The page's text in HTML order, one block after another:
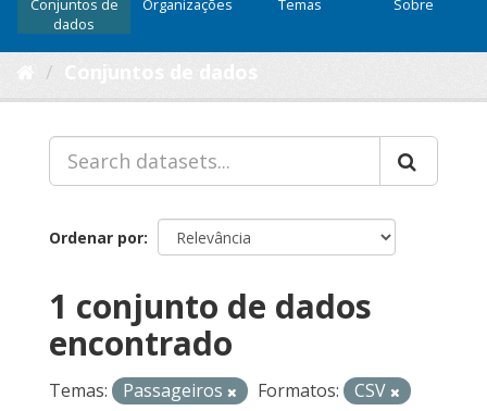
Conjuntos de
dados
Organizações Temas Sobre
Ordenar por
1 conjunto de dados
encontrado
Temas: Passageiros Formatos:
CSV